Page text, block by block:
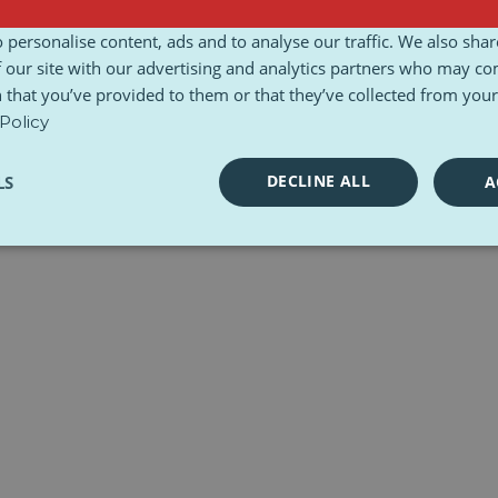
i warunki Karta EtycznaZestawy narzędzi
personalise content, ads and to analyse our traffic. We also
site with our advertising and analytics partners who may
you’ve provided to them or that they’ve collected from
DECLINE ALL